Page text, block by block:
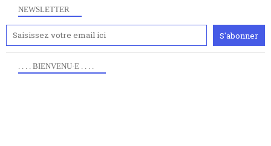
NEWSLETTER
. . . . BIENVENU·E . . . .